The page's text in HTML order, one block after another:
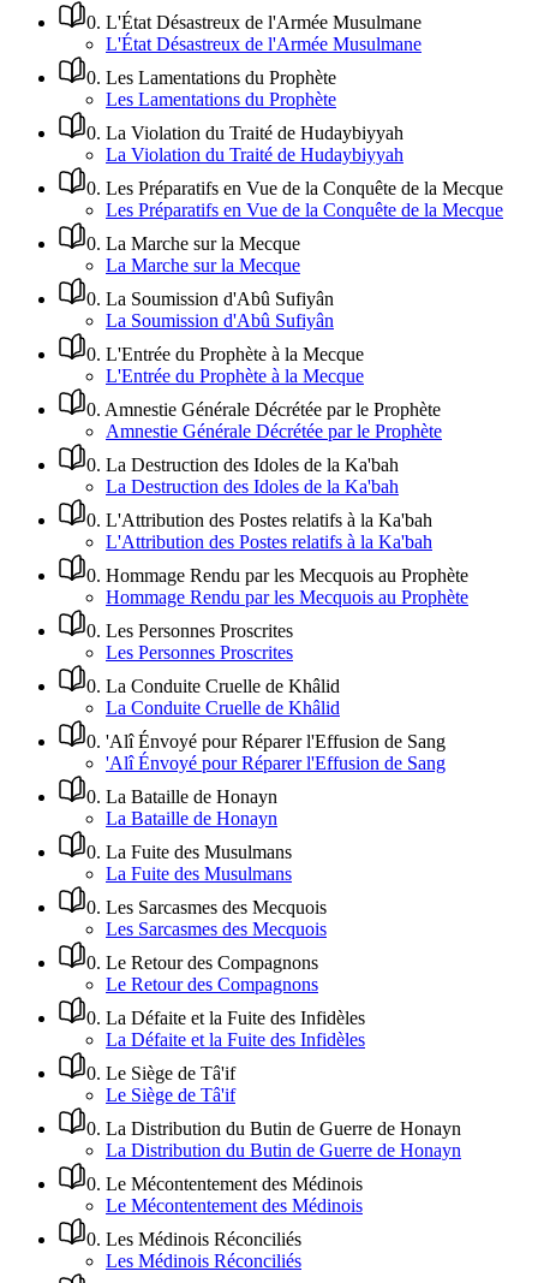
0. L'État Désastreux de l'Armée Musulmane
L'État Désastreux de l'Armée Musulmane
0. Les Lamentations du Prophète
Les Lamentations du Prophète
0. La Violation du Traité de Hudaybiyyah
La Violation du Traité de Hudaybiyyah
0. Les Préparatifs en Vue de la Conquête de la Mecque
Les Préparatifs en Vue de la Conquête de la Mecque
0. La Marche sur la Mecque
La Marche sur la Mecque
0. La Soumission d'Abû Sufiyân
La Soumission d'Abû Sufiyân
0. L'Entrée du Prophète à la Mecque
L'Entrée du Prophète à la Mecque
0. Amnestie Générale Décrétée par le Prophète
Amnestie Générale Décrétée par le Prophète
0. La Destruction des Idoles de la Ka'bah
La Destruction des Idoles de la Ka'bah
0. L'Attribution des Postes relatifs à la Ka'bah
L'Attribution des Postes relatifs à la Ka'bah
0. Hommage Rendu par les Mecquois au Prophète
Hommage Rendu par les Mecquois au Prophète
0. Les Personnes Proscrites
Les Personnes Proscrites
0. La Conduite Cruelle de Khâlid
La Conduite Cruelle de Khâlid
0. 'Alî Énvoyé pour Réparer l'Effusion de Sang
'Alî Énvoyé pour Réparer l'Effusion de Sang
0. La Bataille de Honayn
La Bataille de Honayn
0. La Fuite des Musulmans
La Fuite des Musulmans
0. Les Sarcasmes des Mecquois
Les Sarcasmes des Mecquois
0. Le Retour des Compagnons
Le Retour des Compagnons
0. La Défaite et la Fuite des Infidèles
La Défaite et la Fuite des Infidèles
0. Le Siège de Tâ'if
Le Siège de Tâ'if
0. La Distribution du Butin de Guerre de Honayn
La Distribution du Butin de Guerre de Honayn
0. Le Mécontentement des Médinois
Le Mécontentement des Médinois
0. Les Médinois Réconciliés
Les Médinois Réconciliés